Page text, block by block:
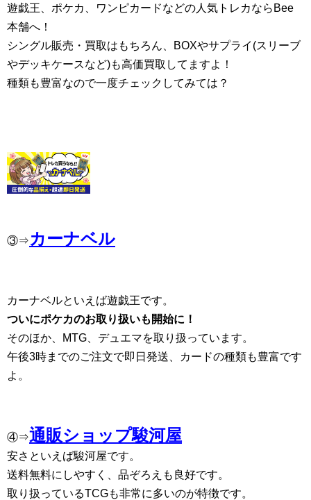
遊戯王、ポケカ、ワンピカードなどの人気トレカならBee
本舗へ！
シングル販売・買取はもちろん、BOXやサプライ(スリーブ
やデッキケースなど)も高価買取してますよ！
種類も豊富なので一度チェックしてみては？
③⇒ カーナベル
カーナベルといえば遊戯王です。
ついにポケカのお取り扱いも開始に！
そのほか、MTG、デュエマを取り扱っています。
午後3時までのご注文で即日発送、カードの種類も豊富です
よ。
④⇒通販ショップ駿河屋
安さといえば駿河屋です。
送料無料にしやすく、品ぞろえも良好です。
取り扱っているTCGも非常に多いのが特徴です。